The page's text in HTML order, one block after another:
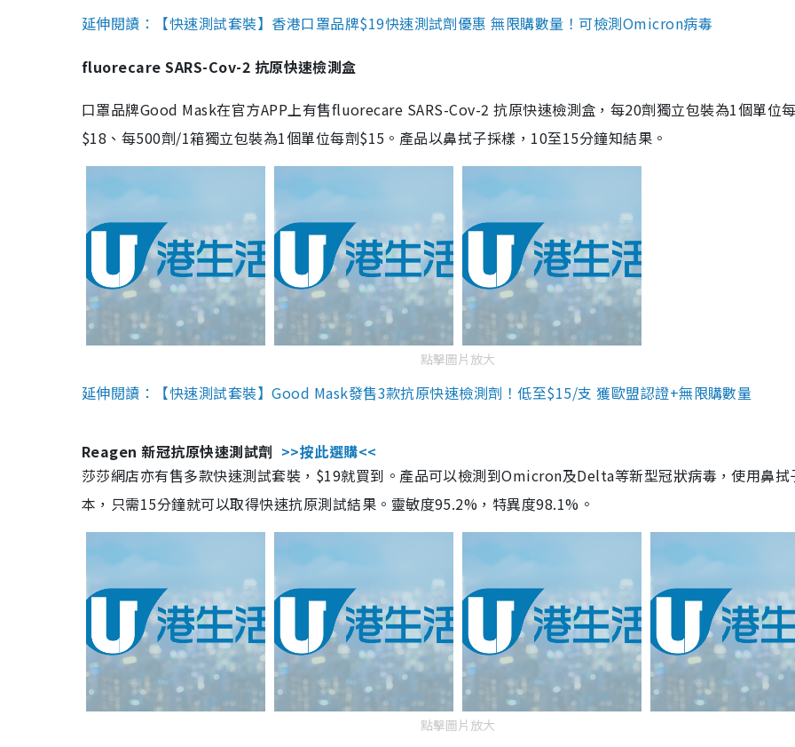
延伸閱讀：【快速測試套裝】香港口罩品牌$19快速測試劑優惠 無限購數量！可檢測Omicron病毒
fluorecare SARS-Cov-2 抗原快速檢測盒
口罩品牌Good Mask在官方APP上有售fluorecare SARS-Cov-2 抗原快速檢測盒，每20劑獨立包裝為1個單位
$18、每500劑/1箱獨立包裝為1個單位每劑$15。產品以鼻拭子採樣，10至15分鐘知結果。
點擊圖片放大
延伸閱讀：【快速測試套裝】Good Mask發售3款抗原快速檢測劑！低至$15/支 獲歐盟認證+無限購數量
Reagen 新冠抗原快速測試劑 >>按此選購<<
莎莎網店亦有售多款快速測試套裝，$19就買到。產品可以檢測到Omicron及Delta等新型冠狀病毒，使用鼻拭
本，只需15分鐘就可以取得快速抗原測試結果。靈敏度95.2%，特異度98.1%。
點擊圖片放大